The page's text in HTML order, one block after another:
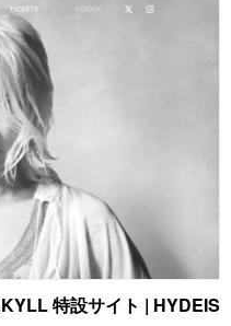
特設サイト | HYDEIS